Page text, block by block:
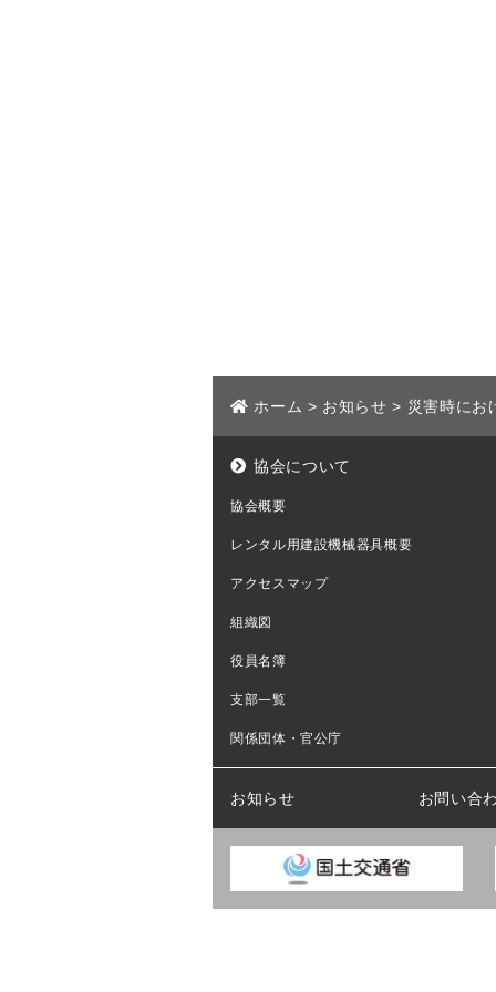
ホーム > お知らせ > 災害時にお
協会について
協会概要
レンタル用建設機械器具概要
アクセスマップ
組織図
役員名簿
支部一覧
関係団体・官公庁
お知らせ お問い合